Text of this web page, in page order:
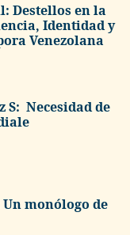
Destellos en la
Identidad y
Venezolana
S: Necesidad de
monólogo de